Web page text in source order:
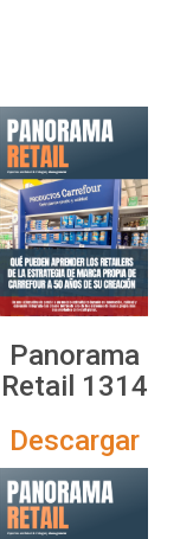
Panorama
Retail 1314
Descargar